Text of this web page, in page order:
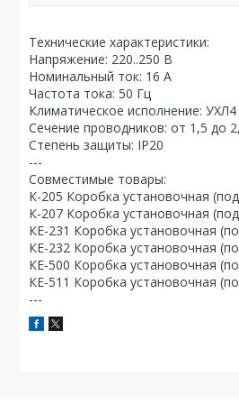
Технические характеристики:
Напряжение: 220..250 В
Номинальный ток: 16 А
Частота тока: 50 Гц
Климатическое исполнение: УХЛ4
Сечение проводников: от 1,5 до
Степень защиты: IP20
---
Совместимые товары:
К-205 Коробка установочная
К-207 Коробка установочная
КЕ-231 Коробка установочная
КЕ-232 Коробка установочная
КЕ-500 Коробка установочная
КЕ-511 Коробка установочная
---